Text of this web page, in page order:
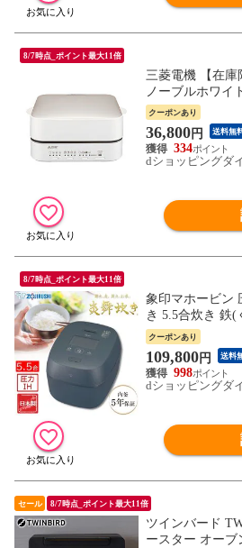
8/7時点_ポイント最大11倍
三菱電機 【在庫
ノーブルホワイ
スター TO-ST1L-
クーポンあり
36,800円 送料無
334
dショッピングダ
8/7時点_ポイント最大11倍
象印マホービン
き 5.5合炊き 鉄
ど釜 炊飯器 黒
クーポンあり
109,800円 送料
998
dショッピングダ
セール 8/7時点_ポイント最大11倍
ツインバード
ースター オーブ